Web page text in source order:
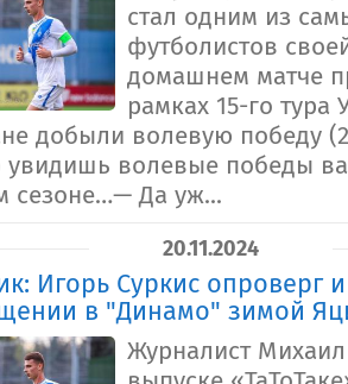
стал одним из
футболистов
домашнем матче
рамках 15-го
добыли волевую победу
увидишь волевые победы
сезоне…— Да уж...
20.11.2024
Игорь Суркис
в "Динамо" зимой
Журналист